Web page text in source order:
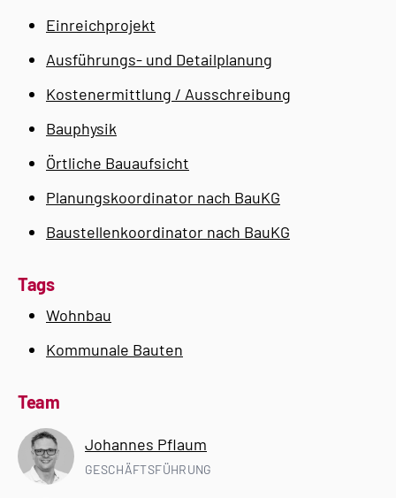
Einreichprojekt
Ausführungs- und Detailplanung
Kostenermittlung / Ausschreibung
Bauphysik
Örtliche Bauaufsicht
Planungskoordinator nach BauKG
Baustellenkoordinator nach BauKG
Tags
Wohnbau
Kommunale Bauten
Team
Johannes Pflaum
GESCHÄFTSFÜHRUNG